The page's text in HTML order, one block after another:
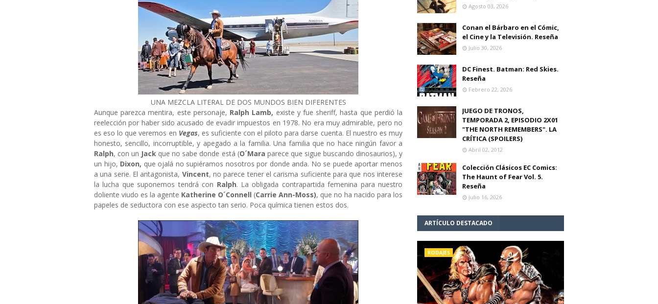
UNA MEZCLA LITERAL DE DOS MUNDOS BIEN DIFERENTES
Aunque parezca mentira, este personaje, Ralph Lamb, existe y fue sheriff, hasta que perdió la
reelección por haber sido acusado de evadir impuestos en 1978. No era muy admirable, pero no
es eso lo que veremos en Vegas, es suficiente con el piloto para darse cuenta. El nuestro es muy
honesto, sencillo, incorruptible, y apegado a la familia. Una familia que no hace ningún favor a
Ralph, con un Jack que no sabe donde está (O´Mara parece que sigue buscando dinosaurios), y
un hijo, Dixon, que ojalá no supiéramos nosotros por donde anda. No se puede aportar menos
a una serie. El antagonista, Vincent, no parece tener el carisma suficiente para que nos interese
la lucha que suponemos tendrá con Ralph. La obligada contrapartida femenina para nuestro
doliente viudo es la agente Katherine O´Connell (Carrie Ann-Moss), que no ha nacido para los
papeles de seductora con ese aspecto tan serio. Poca química tienen estos dos.
Agosto 03, 2026
Conan el Bárbaro en el Cómic,
el Cine y la Televisión. Reseña
Julio 30, 2026
DC Finest. Batman: Red Skies.
Reseña
Febrero 22, 2026
JUEGO DE TRONOS,
TEMPORADA 2, EPISODIO 2X01
"THE NORTH REMEMBERS". LA
CRÍTICA (SPOILERS)
Abril 02, 2012
Colección Clásicos EC Comics:
The Haunt of Fear Vol. 5.
Reseña
Julio 16, 2026
ARTÍCULO DESTACADO
RODAJES